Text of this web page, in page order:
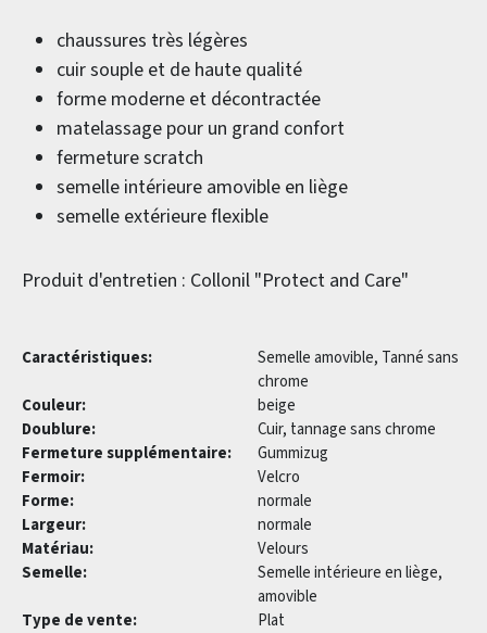
chaussures très légères
cuir souple et de haute qualité
forme moderne et décontractée
matelassage pour un grand confort
fermeture scratch
semelle intérieure amovible en liège
semelle extérieure flexible
Produit d'entretien : Collonil "Protect and Care"
Caractéristiques:
Semelle amovible, Tanné sans
chrome
Couleur:
beige
Doublure:
Cuir, tannage sans chrome
Fermeture supplémentaire:
Gummizug
Fermoir:
Velcro
Forme:
normale
Largeur:
normale
Matériau:
Velours
Semelle:
Semelle intérieure en liège,
amovible
Type de vente:
Plat